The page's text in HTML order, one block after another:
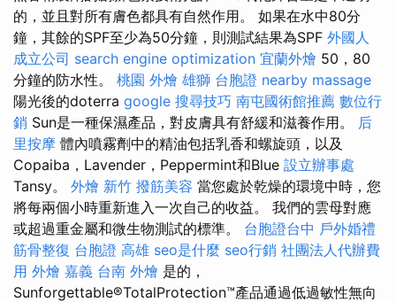
的，並且對所有膚色都具有自然作用。 如果在水中80分
鐘，其餘的SPF至少為50分鐘，則測試結果為SPF 外國人
成立公司 search engine optimization 宜蘭外燴 50，80
分鐘的防水性。 桃園 外燴 雄獅 台胞證 nearby massage
陽光後的doterra google 搜尋技巧 南屯國術館推薦 數位行
銷 Sun是一種保濕產品，對皮膚具有舒緩和滋養作用。 后
里按摩 體內噴霧劑中的精油包括乳香和螺旋頭，以及
Copaiba，Lavender，Peppermint和Blue 設立辦事處
Tansy。 外燴 新竹 撥筋美容 當您處於乾燥的環境中時，您
將每兩個小時重新進入一次自己的收益。 我們的雲母對應
或超過重金屬和微生物測試的標準。 台胞證台中 戶外婚禮
筋骨整復 台胞證 高雄 seo是什麼 seo行銷 社團法人代辦費
用 外燴 嘉義 台南 外燴 是的，
Sunforgettable®TotalProtection™產品通過低過敏性無向